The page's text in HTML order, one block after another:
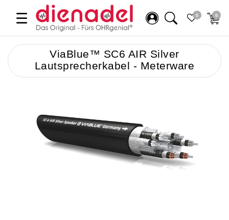
☰ 0 0
ViaBlue™ SC6 AIR Silver
Lautsprecherkabel - Meterware